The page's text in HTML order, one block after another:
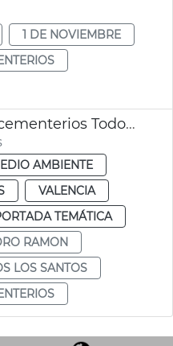
1 DE NOVIEMBRE
Dispositivo especial cementerios Todos los Santos
AMBIENTE
VALENCIA
TEMÁTICA
RAMON
LOS SANTOS